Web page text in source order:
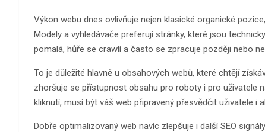
Výkon webu dnes ovlivňuje nejen klasické organické
Modely a vyhledávače preferují stránky, které jsou
pomalá, hůře se crawlí a často se zpracuje později nebo
To je důležité hlavně u obsahových webů, které chtějí
zhoršuje se přístupnost obsahu pro roboty i pro uživatele
kliknutí, musí být váš web připravený přesvědčit uživatele i
Dobře optimalizovaný web navíc zlepšuje i další SEO